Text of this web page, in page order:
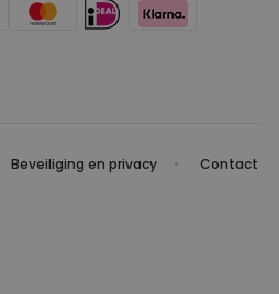
Beveiliging en privacy Contact